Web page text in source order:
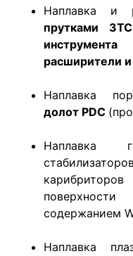
Наплавка и
прутками
расширители и
Наплавка
долот PDC
Наплавка
содержанием
Наплавка